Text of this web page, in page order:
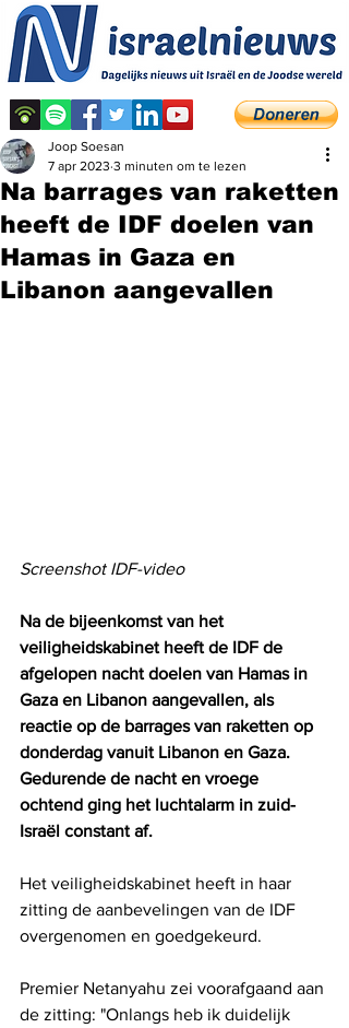
Na barrages van raketten
heeft de IDF doelen van
Hamas in Gaza en
Libanon aangevallen
Joop Soesan
7 apr 2023 3 minuten om te lezen
Screenshot IDF-video
Na de bijeenkomst van het
veiligheidskabinet heeft de IDF de
afgelopen nacht doelen van Hamas in
Gaza en Libanon aangevallen, als
reactie op de barrages van raketten op
donderdag vanuit Libanon en Gaza.
Gedurende de nacht en vroege
ochtend ging het luchtalarm in zuid-
Israël constant af.
Het veiligheidskabinet heeft in haar
zitting de aanbevelingen van de IDF
overgenomen en goedgekeurd.
Premier Netanyahu zei voorafgaand aan
de zitting: "Onlangs heb ik duidelijk